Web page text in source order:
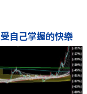
自己掌握的快樂